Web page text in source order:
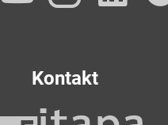
Kontakt